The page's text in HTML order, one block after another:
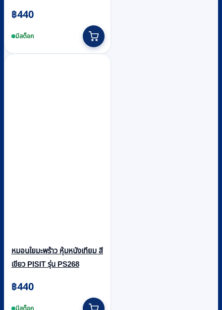
฿440
มีสต็อก
หมอนใยมะพร้าว หุ้มหนังเทียม สี
เขียว PISIT รุ่น PS268
฿440
มีสต็อก